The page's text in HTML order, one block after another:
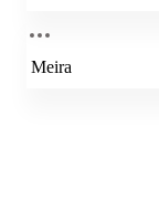
Meira